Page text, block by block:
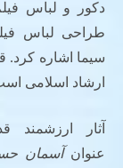
دکور و لباس
طراحی لباس
سیما اشاره کرد.
ارشاد اسلامی
آثار ارزشمند
عنوان آسمان